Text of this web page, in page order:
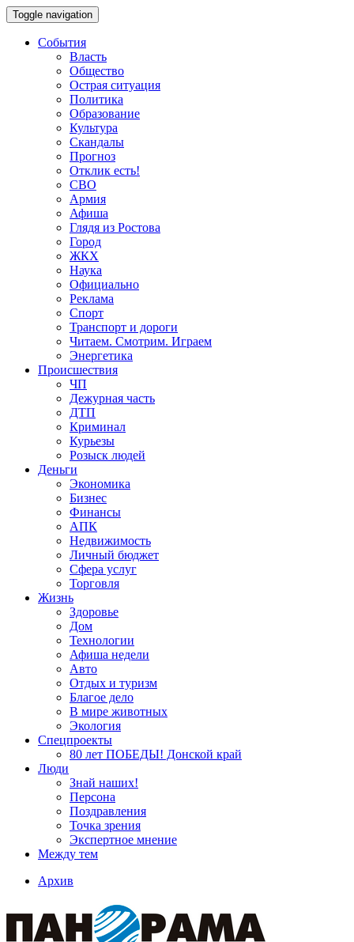
Toggle navigation
События
Власть
Общество
Острая ситуация
Политика
Образование
Культура
Скандалы
Прогноз
Отклик есть!
СВО
Армия
Афиша
Глядя из Ростова
Город
ЖКХ
Наука
Официально
Реклама
Спорт
Транспорт и дороги
Читаем. Смотрим. Играем
Энергетика
Происшествия
ЧП
Дежурная часть
ДТП
Криминал
Курьезы
Розыск людей
Деньги
Экономика
Бизнес
Финансы
АПК
Недвижимость
Личный бюджет
Сфера услуг
Торговля
Жизнь
Здоровье
Дом
Технологии
Афиша недели
Авто
Отдых и туризм
Благое дело
В мире животных
Экология
Спецпроекты
80 лет ПОБЕДЫ! Донской край
Люди
Знай наших!
Персона
Поздравления
Точка зрения
Экспертное мнение
Между тем
Архив